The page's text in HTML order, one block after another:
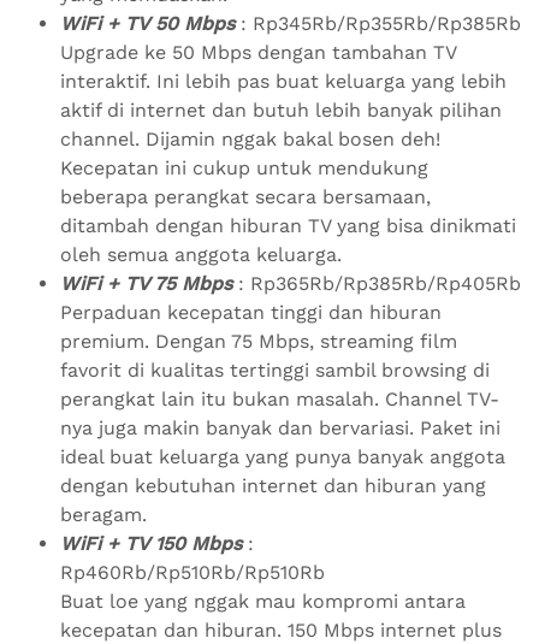
WiFi + TV 50 Mbps: Rp345Rb/Rp355Rb/Rp385Rb
Upgrade ke 50 Mbps dengan tambahan TV
interaktif. Ini lebih pas buat keluarga yang lebih
aktif di internet dan butuh lebih banyak pilihan
channel. Dijamin nggak bakal bosen deh!
Kecepatan ini cukup untuk mendukung
beberapa perangkat secara bersamaan,
ditambah dengan hiburan TV yang bisa dinikmati
oleh semua anggota keluarga.
WiFi + TV 75 Mbps: Rp365Rb/Rp385Rb/Rp405Rb
Perpaduan kecepatan tinggi dan hiburan
premium. Dengan 75 Mbps, streaming film
favorit di kualitas tertinggi sambil browsing di
perangkat lain itu bukan masalah. Channel TV-
nya juga makin banyak dan bervariasi. Paket ini
ideal buat keluarga yang punya banyak anggota
dengan kebutuhan internet dan hiburan yang
beragam.
WiFi + TV 150 Mbps:
Rp460Rb/Rp510Rb/Rp510Rb
Buat loe yang nggak mau kompromi antara
kecepatan dan hiburan. 150 Mbps internet plus